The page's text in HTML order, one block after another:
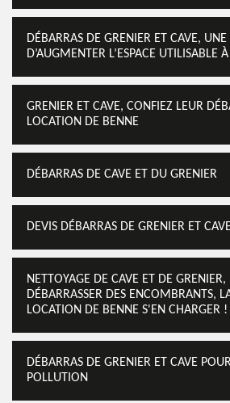
DÉBARRAS DE GRENIER ET CAVE, UNE
D’AUGMENTER L’ESPACE UTILISABLE
GRENIER ET CAVE, CONFIEZ LEUR
LOCATION DE BENNE
DÉBARRAS DE CAVE ET DU GRENIER
DEVIS DÉBARRAS DE GRENIER ET
NETTOYAGE DE CAVE ET DE GRENIER,
DÉBARRASSER DES ENCOMBRANTS,
LOCATION DE BENNE S'EN CHARGER !
DÉBARRAS DE GRENIER ET CAVE
POLLUTION